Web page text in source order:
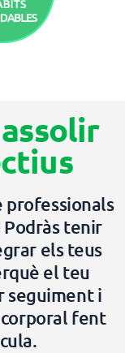
professionals
Podràs tenir
els teus
el teu
seguiment i
fent